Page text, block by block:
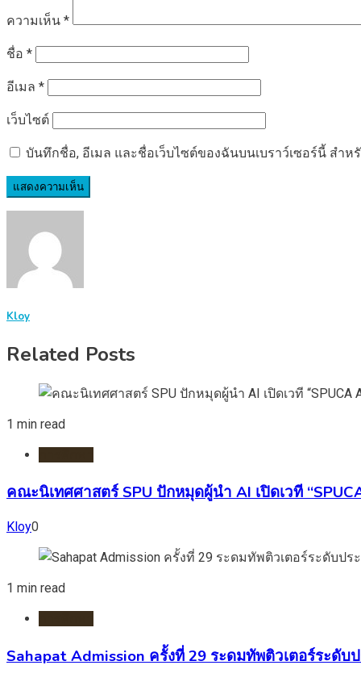
ความเห็น *
ชื่อ *
อีเมล *
เว็บไซต์
บันทึกชื่อ, อีเมล และชื่อเว็บไซต์ของฉันบนเบราว์เซอร์นี้ สำห
Kloy
Related Posts
1 min read
คณะนิเทศศาสตร์ SPU ปักหมุดผู้นำ AI เปิดเวที
Kloy0
1 min read
Sahapat Admission ครั้งที่ 29 ระดมทัพติวเตอร์ระดั